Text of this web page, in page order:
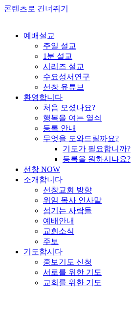
콘텐츠로 건너뛰기
예배설교
주일 설교
1분 설교
시리즈 설교
수요성서연구
선창 유튜브
환영합니다
처음 오셨나요?
행복을 여는 열쇠
등록 안내
무엇을 도와드릴까요?
기도가 필요합니까?
등록을 원하시나요?
선창 NOW
소개합니다
선창교회 방향
위임 목사 인사말
섬기는 사람들
예배안내
교회소식
주보
기도합시다
중보기도 신청
서로를 위한 기도
교회를 위한 기도